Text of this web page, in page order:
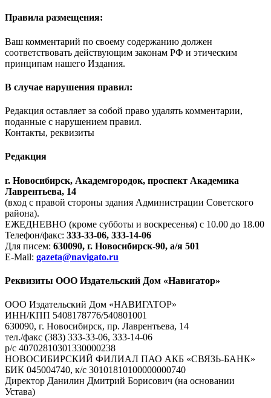
Правила размещения:
Ваш комментарий по своему содержанию должен
соответствовать действующим законам РФ и этическим
принципам нашего Издания.
В случае нарушения правил:
Редакция оставляет за собой право удалять комментарии,
поданные с нарушением правил.
Контакты, реквизиты
Редакция
г. Новосибирск, Академгородок, проспект Академика
Лаврентьева, 14
(вход с правой стороны здания Администрации Советского
района).
ЕЖЕДНЕВНО (кроме субботы и воскресенья) с 10.00 до 18.00
Телефон/факс: 333-33-06, 333-14-06
Для писем: 630090, г. Новосибирск-90, а/я 501
E-Mail: gazeta@navigato.ru
Реквизиты ООО Издательский Дом «Навигатор»
ООО Издательский Дом «НАВИГАТОР»
ИНН/КПП 5408178776/540801001
630090, г. Новосибирск, пр. Лаврентьева, 14
тел./факс (383) 333-33-06, 333-14-06
р/с 40702810301330000238
НОВОСИБИРСКИЙ ФИЛИАЛ ПАО АКБ «СВЯЗЬ-БАНК»
БИК 045004740, к/с 30101810100000000740
Директор Данилин Дмитрий Борисович (на основании
Устава)